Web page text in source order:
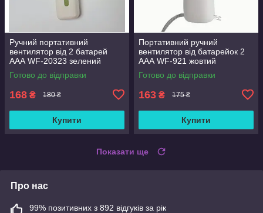
Ручний портативний
вентилятор від 2 батарей
ААА WF-20323 зелений
Готово до відправки
168 ₴ 180 ₴
Купити
Портативний ручний
вентилятор від батарейок 2
ААА WF-921 жовтий
Готово до відправки
163 ₴ 175 ₴
Купити
Показати ще
Про нас
99% позитивних з 892 відгуків за рік